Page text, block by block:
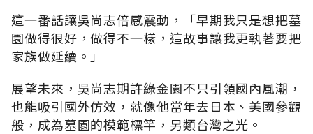
這一番話讓吳尚志倍感震動，「早期我只是想把墓
園做得很好，做得不一樣，這故事讓我更執著要把
家族做延續。」
展望未來，吳尚志期許綠金園不只引領國內風潮，
也能吸引國外仿效，就像他當年去日本、美國參觀
般，成為墓園的模範標竿，另類台灣之光。